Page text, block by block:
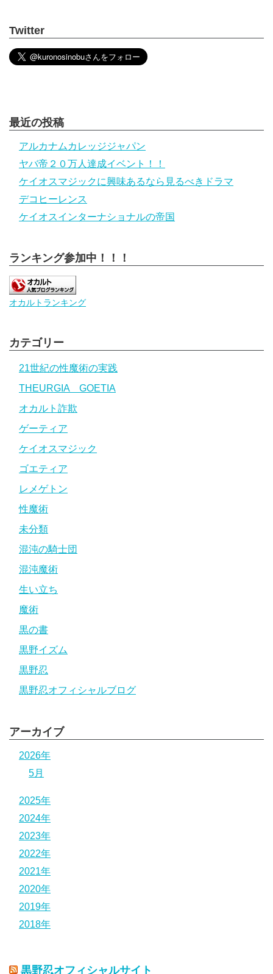
Twitter
最近の投稿
アルカナムカレッジジャパン
ヤバ帝２０万人達成イベント！！
ケイオスマジックに興味あるなら見るべきドラマ
デコヒーレンス
ケイオスインターナショナルの帝国
ランキング参加中！！！
オカルトランキング
カテゴリー
21世紀の性魔術の実践
THEURGIA GOETIA
オカルト詐欺
ゲーティア
ケイオスマジック
ゴエティア
レメゲトン
性魔術
未分類
混沌の騎士団
混沌魔術
生い立ち
魔術
黒の書
黒野イズム
黒野忍
黒野忍オフィシャルブログ
アーカイブ
2026年
5月
2025年
2024年
2023年
2022年
2021年
2020年
2019年
2018年
黒野忍オフィシャルサイト